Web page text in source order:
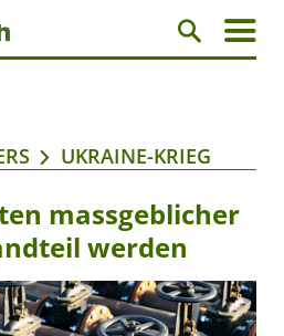
UKRAINE-KRIEG
massgeblicher
werden